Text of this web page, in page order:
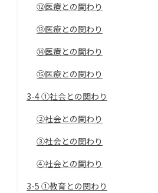
⑫医療との関わり
⑬医療との関わり
⑭医療との関わり
⑮医療との関わり
3-4 ①社会との関わり
②社会との関わり
③社会との関わり
④社会との関わり
3-5 ①教育との関わり